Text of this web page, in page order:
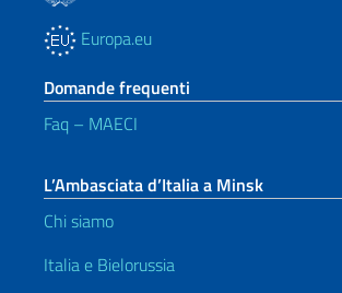
Europa.eu
Domande frequenti
Faq – MAECI
L’Ambasciata d’Italia a Minsk
Chi siamo
Italia e Bielorussia